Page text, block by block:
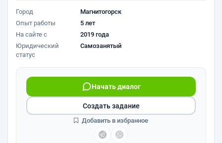
Город
Магнитогорск
Опыт работы
5 лет
На сайте с
2019 года
Юридический
статус
Самозанятый
Начать диалог
Создать задание
Добавить в избранное